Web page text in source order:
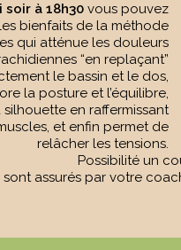
soir à 18h30vous pouvez
bienfaits de la méthode
qui atténue les douleurs
“en replaçant”
le bassin et le dos,
la posture et l’équilibre,
en raffermissant
et enfin permet de
relâcher les tensions.
Possibilité un
assurés par votre